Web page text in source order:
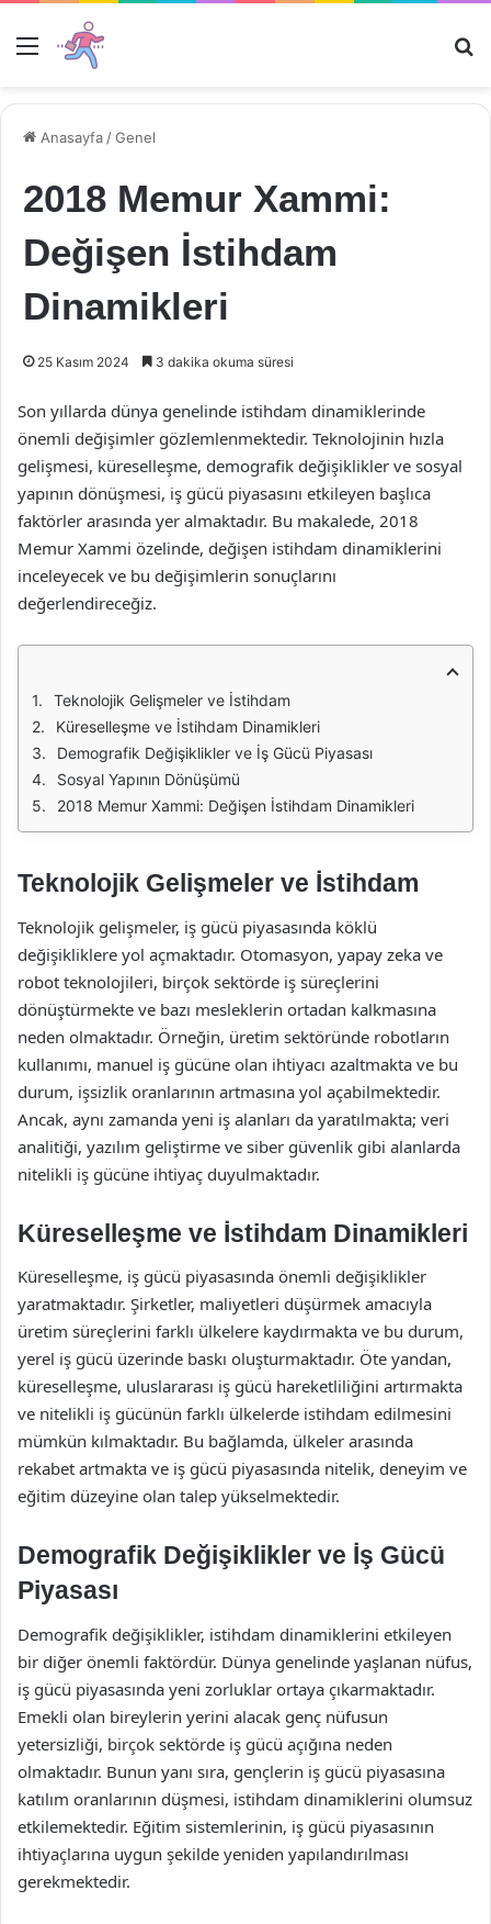
Menü
Anasayfa /Genel
2018 Memur Xammi:
Değişen İstihdam
Dinamikleri
25 Kasım 2024 3 dakika okuma süresi
Son yıllarda dünya genelinde istihdam dinamiklerinde
önemli değişimler gözlemlenmektedir. Teknolojinin hızla
gelişmesi, küreselleşme, demografik değişiklikler ve sosyal
yapının dönüşmesi, iş gücü piyasasını etkileyen başlıca
faktörler arasında yer almaktadır. Bu makalede, 2018
Memur Xammi özelinde, değişen istihdam dinamiklerini
inceleyecek ve bu değişimlerin sonuçlarını
değerlendireceğiz.
Teknolojik Gelişmeler ve İstihdam
Küreselleşme ve İstihdam Dinamikleri
Demografik Değişiklikler ve İş Gücü Piyasası
Sosyal Yapının Dönüşümü
2018 Memur Xammi: Değişen İstihdam Dinamikleri
Teknolojik Gelişmeler ve İstihdam
Teknolojik gelişmeler, iş gücü piyasasında köklü
değişikliklere yol açmaktadır. Otomasyon, yapay zeka ve
robot teknolojileri, birçok sektörde iş süreçlerini
dönüştürmekte ve bazı mesleklerin ortadan kalkmasına
neden olmaktadır. Örneğin, üretim sektöründe robotların
kullanımı, manuel iş gücüne olan ihtiyacı azaltmakta ve bu
durum, işsizlik oranlarının artmasına yol açabilmektedir.
Ancak, aynı zamanda yeni iş alanları da yaratılmakta; veri
analitiği, yazılım geliştirme ve siber güvenlik gibi alanlarda
nitelikli iş gücüne ihtiyaç duyulmaktadır.
Küreselleşme ve İstihdam Dinamikleri
Küreselleşme, iş gücü piyasasında önemli değişiklikler
yaratmaktadır. Şirketler, maliyetleri düşürmek amacıyla
üretim süreçlerini farklı ülkelere kaydırmakta ve bu durum,
yerel iş gücü üzerinde baskı oluşturmaktadır. Öte yandan,
küreselleşme, uluslararası iş gücü hareketliliğini artırmakta
ve nitelikli iş gücünün farklı ülkelerde istihdam edilmesini
mümkün kılmaktadır. Bu bağlamda, ülkeler arasında
rekabet artmakta ve iş gücü piyasasında nitelik, deneyim ve
eğitim düzeyine olan talep yükselmektedir.
Demografik Değişiklikler ve İş Gücü
Piyasası
Demografik değişiklikler, istihdam dinamiklerini etkileyen
bir diğer önemli faktördür. Dünya genelinde yaşlanan nüfus,
iş gücü piyasasında yeni zorluklar ortaya çıkarmaktadır.
Emekli olan bireylerin yerini alacak genç nüfusun
yetersizliği, birçok sektörde iş gücü açığına neden
olmaktadır. Bunun yanı sıra, gençlerin iş gücü piyasasına
katılım oranlarının düşmesi, istihdam dinamiklerini olumsuz
etkilemektedir. Eğitim sistemlerinin, iş gücü piyasasının
ihtiyaçlarına uygun şekilde yeniden yapılandırılması
gerekmektedir.